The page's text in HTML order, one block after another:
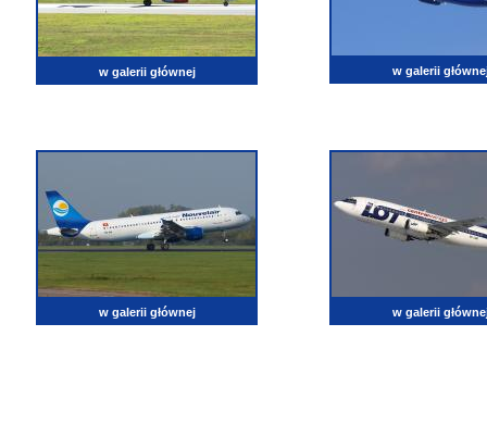
w galerii głównej w galerii
w galerii głównej w galerii